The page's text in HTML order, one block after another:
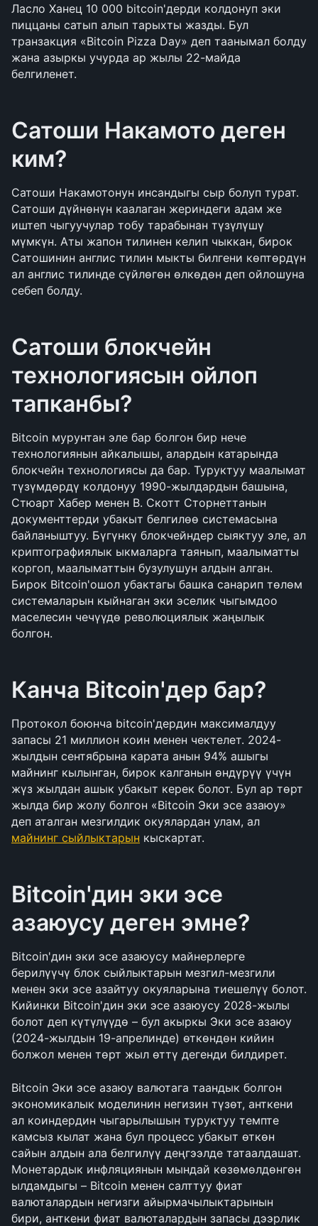
Ласло Ханец 10 000 bitcoin'дерди колдонуп эки
пиццаны сатып алып тарыхты жазды. Бул
транзакция «Bitcoin Pizza Day» деп таанымал болду
жана азыркы учурда ар жылы 22-майда
белгиленет.
Сатоши Накамото деген
ким?
Сатоши Накамотонун инсандыгы сыр болуп турат.
Сатоши дүйнөнүн каалаган жериндеги адам же
иштеп чыгуучулар тобу тарабынан түзүлүшү
мүмкүн. Аты жапон тилинен келип чыккан, бирок
Сатошинин англис тилин мыкты билгени көптөрдүн
ал англис тилинде сүйлөгөн өлкөдөн деп ойлошуна
себеп болду.
Сатоши блокчейн
технологиясын ойлоп
тапканбы?
Bitcoin мурунтан эле бар болгон бир нече
технологиянын айкалышы, алардын катарында
блокчейн технологиясы да бар. Туруктуу маалымат
түзүмдөрдү колдонуу 1990-жылдардын башына,
Стюарт Хабер менен В. Скотт Сторнеттанын
документтерди убакыт белгилөө системасына
байланыштуу. Бүгүнкү блокчейндер сыяктуу эле, ал
криптографиялык ыкмаларга таянып, маалыматты
коргоп, маалыматтын бузулушун алдын алган.
Бирок Bitcoin'ошол убактагы башка санарип төлөм
системаларын кыйнаган эки эселик чыгымдоо
маселесин чечүүдө революциялык жаңылык
болгон.
Канча Bitcoin'дер бар?
Протокол боюнча bitcoin'дердин максималдуу
запасы 21 миллион коин менен чектелет. 2024-
жылдын сентябрына карата анын 94% ашыгы
майнинг кылынган, бирок калганын өндүрүү үчүн
жүз жылдан ашык убакыт керек болот. Бул ар төрт
жылда бир жолу болгон «Bitcoin Эки эсе азаюу»
майнинг сыйлыктарын кыскартат.
Bitcoin'дин эки эсе
азаюусу деген эмне?
Bitcoin'дин эки эсе азаюусу майнерлерге
берилүүчү блок сыйлыктарын мезгил-мезгили
менен эки эсе азайтуу окуяларына тиешелүү болот.
Кийинки Bitcoin'дин эки эсе азаюусу 2028-жылы
болот деп күтүлүүдө – бул акыркы Эки эсе азаюу
(2024-жылдын 19-апрелинде) өткөндөн кийин
болжол менен төрт жыл өттү дегенди билдирет.
Bitcoin Эки эсе азаюу валютага таандык болгон
экономикалык моделинин негизин түзөт, анткени
ал коиндердин чыгарылышын туруктуу темпте
камсыз кылат жана бул процесс убакыт өткөн
сайын алдын ала белгилүү деңгээлде татаалдашат.
Монетардык инфляциянын мындай көзөмөлдөнгөн
ылдамдыгы – Bitcoin менен салттуу фиат
валюталардын негизги айырмачылыктарынын
бири, анткени фиат валюталардын запасы дээрлик